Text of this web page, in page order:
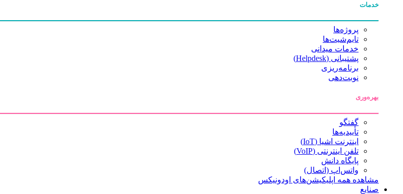
خدمات
پروژه‌ها
تایم‌شیت‌ها
خدمات میدانی
پشتیبانی (Helpdesk)
برنامه‌ریزی
نوبت‌دهی
بهره‌وری
گفتگو
تأییدیه‌ها
اینترنت اشیا (IoT)
تلفن اینترنتی (VoIP)
پایگاه دانش
واتس‌اپ (اتصال)
مشاهده همه اپلیکیشن‌های اودونیکس
صنایع